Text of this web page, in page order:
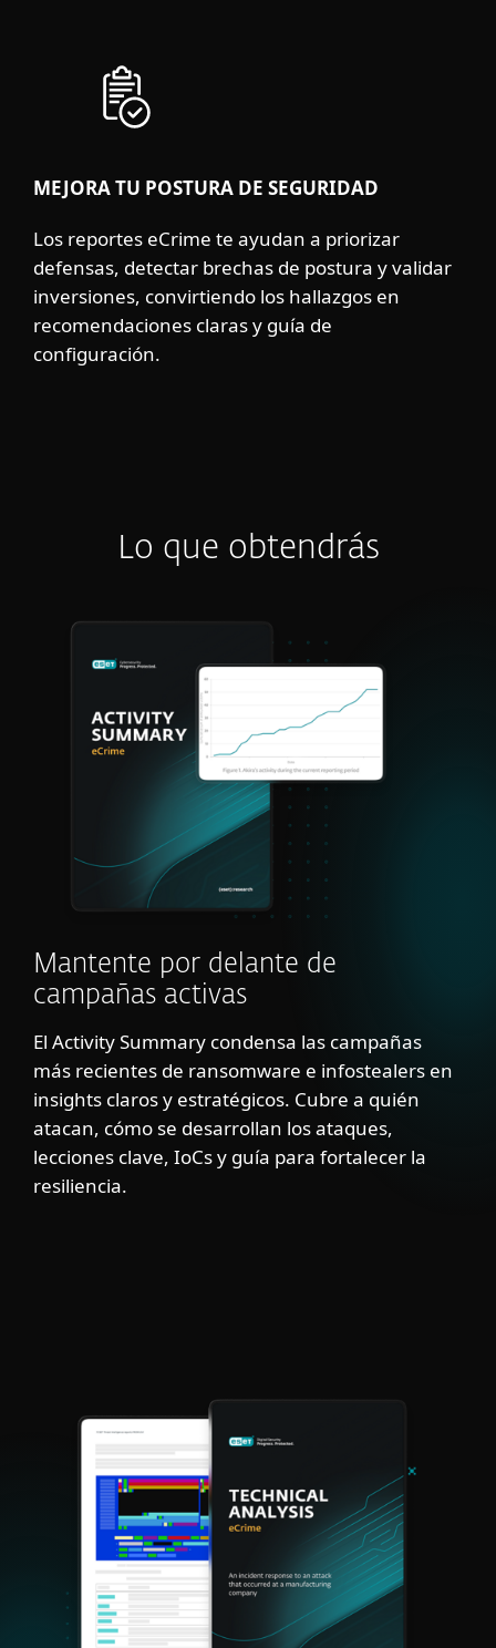
MEJORA TU POSTURA DE SEGURIDAD
Los reportes eCrime te ayudan a priorizar
defensas, detectar brechas de postura y validar
inversiones, convirtiendo los hallazgos en
recomendaciones claras y guía de
configuración.
Lo que obtendrás
Mantente por delante de
campañas activas
El Activity Summary condensa las campañas
más recientes de ransomware e infostealers en
insights claros y estratégicos. Cubre a quién
atacan, cómo se desarrollan los ataques,
lecciones clave, IoCs y guía para fortalecer la
resiliencia.